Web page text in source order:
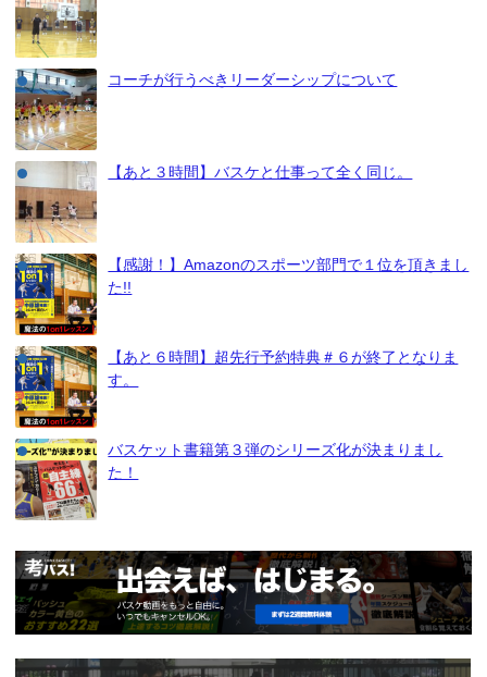
コーチが行うべきリーダーシップについて
【あと３時間】バスケと仕事って全く同じ。
【感謝！】Amazonのスポーツ部門で１位を頂きまし
た!!
【あと６時間】超先行予約特典＃６が終了となりま
す。
バスケット書籍第３弾のシリーズ化が決まりまし
た！